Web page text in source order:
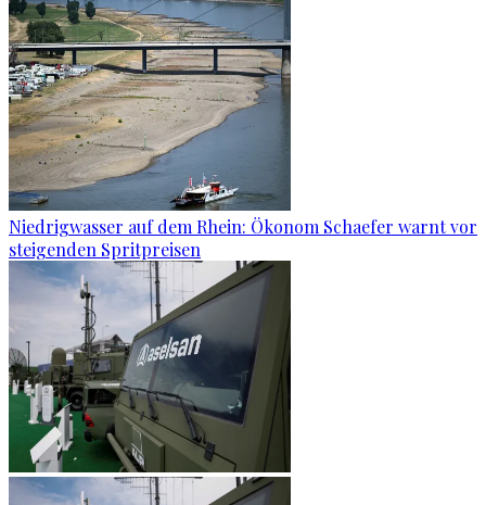
Niedrigwasser auf dem Rhein: Ökonom Schaefer warnt vor
steigenden Spritpreisen